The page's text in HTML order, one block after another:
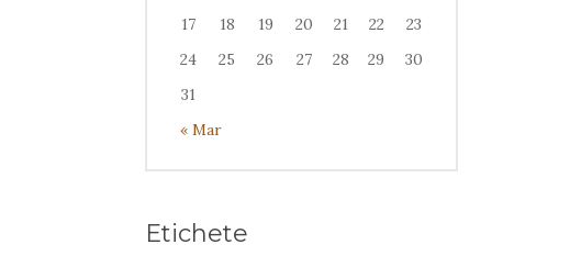
« Mar
17
18 19 20 21 22
23
24
25 26 27 28 29
30
31
Etichete